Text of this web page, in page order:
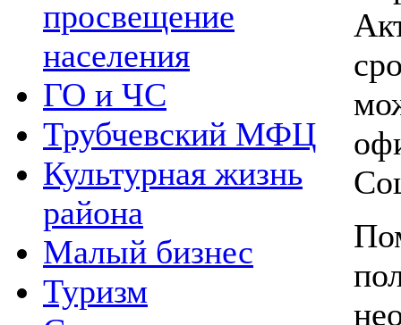
просвещение
населения
ГО и ЧС
Трубчевский МФЦ
Культурная жизнь
района
Малый бизнес
Туризм